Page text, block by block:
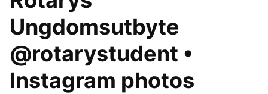
Ungdomsutbyte
@rotarystudent •
Instagram photos